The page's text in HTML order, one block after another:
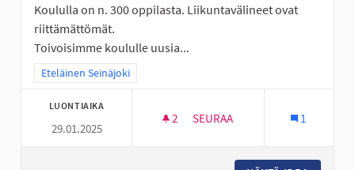
Koululla on n. 300 oppilasta. Liikuntavälineet ovat
riittämättömät.
Toivoisimme koululle uusia...
Rajaa tulokset teeman mukaan: Eteläinen Seinäjoki
Eteläinen Seinäjoki
LUONTIAIKA
29.01.2025
2 2 SEURAAJAA
SEURAA 1